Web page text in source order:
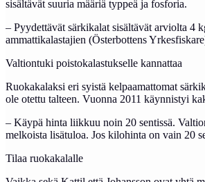
sisältävät suuria määriä typpeä ja fosforia.
– Pyydettävät särkikalat sisältävät arviolta 4
ammattikalastajien (Österbottens
Valtiontuki poistokalastukselle kannattaa
Ruokakalaksi eri syistä kelpaamattomat
ole otettu talteen. Vuonna 2011 käynnistyi
– Käypä hinta liikkuu noin 20 sentissä.
melkoista lisätuloa. Jos kilohinta on vain 20
Tilaa ruokakalalle